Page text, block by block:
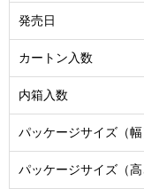
発売日
カートン入数
内箱入数
パッケージサイズ（幅
パッケージサイズ（高